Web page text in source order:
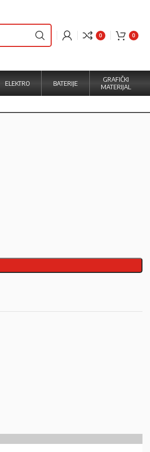
0 0
ELEKTRO BATERIJE
GRAFIČKI
MATERIJAL